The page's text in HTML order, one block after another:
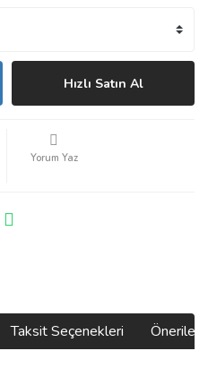
Hızlı Satın Al
Yorum Yaz
Taksit Seçenekleri